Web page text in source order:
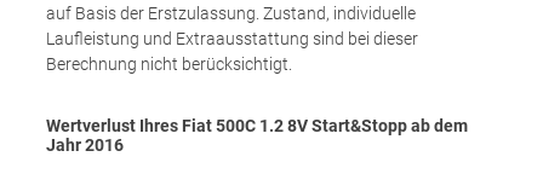
auf Basis der Erstzulassung. Zustand, individuelle
Laufleistung und Extraausstattung sind bei dieser
Berechnung nicht berücksichtigt.
Wertverlust Ihres Fiat 500C 1.2 8V Start&Stopp ab dem
Jahr2016